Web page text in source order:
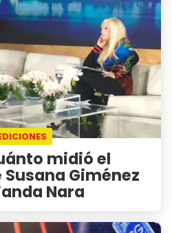
midió el
Giménez
Nara